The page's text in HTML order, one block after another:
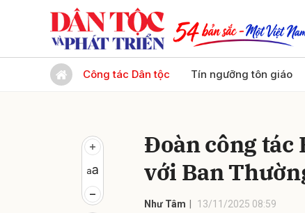
Công tác Dân tộc Tín ngưỡng tôn giáo
Đoàn công tác
với Ban
Như Tâm 13/11/2025 08:59